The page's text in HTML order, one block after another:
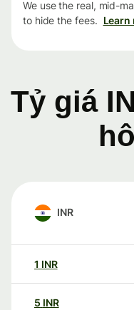
We use the real, mid-
to hide the fees. Learn
Tỷ giá
INR
1 INR
5 INR